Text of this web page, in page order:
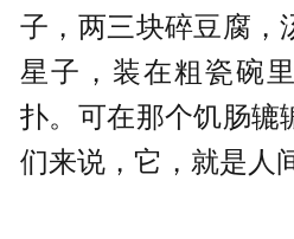
子，两三块碎豆腐，
星子，装在粗瓷碗
扑。可在那个饥肠辘
们来说，它，就是人